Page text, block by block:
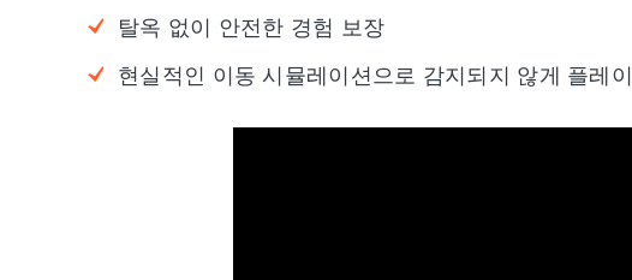
탈옥 없이 안전한 경험 보장
현실적인 이동 시뮬레이션으로 감지되지 않게 플레이